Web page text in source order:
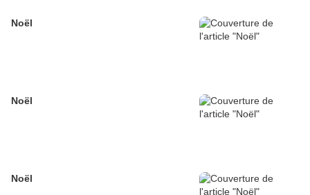
Noël
Noël
Noël